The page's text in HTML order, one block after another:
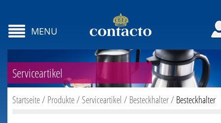
MENU
Serviceartikel
Startseite/ Produkte/ Serviceartikel/ Besteckhalter/ Besteckhalter